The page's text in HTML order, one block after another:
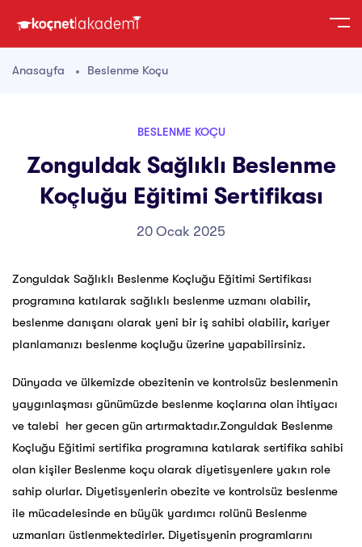
Anasayfa Beslenme Koçu
BESLENME KOÇU
Zonguldak Sağlıklı Beslenme
Koçluğu Eğitimi Sertifikası
20 Ocak 2025
Zonguldak Sağlıklı Beslenme Koçluğu Eğitimi Sertifikası
programına katılarak sağlıklı beslenme uzmanı olabilir,
beslenme danışanı olarak yeni bir iş sahibi olabilir, kariyer
planlamanızı beslenme koçluğu üzerine yapabilirsiniz.
Dünyada ve ülkemizde obezitenin ve kontrolsüz beslenmenin
yaygınlaşması günümüzde beslenme koçlarına olan ihtiyacı
ve talebi her gecen gün artırmaktadır.Zonguldak Beslenme
Koçluğu Eğitimi sertifika programına katılarak sertifika sahibi
olan kişiler Beslenme koçu olarak diyetisyenlere yakın role
sahip olurlar. Diyetisyenlerin obezite ve kontrolsüz beslenme
ile mücadelesinde en büyük yardımcı rolünü Beslenme
uzmanları üstlenmektedirler. Diyetisyenin programlarını